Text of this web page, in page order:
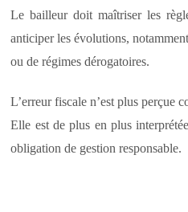
Le bailleur doit maîtriser les
anticiper les évolutions,
ou de régimes dérogatoires.
L’erreur fiscale n’est plus perçue
Elle est de plus en plus
obligation de gestion responsable.